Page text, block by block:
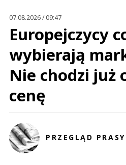
07.08.2026 / 09:47
Europejczycy
wybierają
Nie chodzi już
cenę
PRZEGLĄD PRASY